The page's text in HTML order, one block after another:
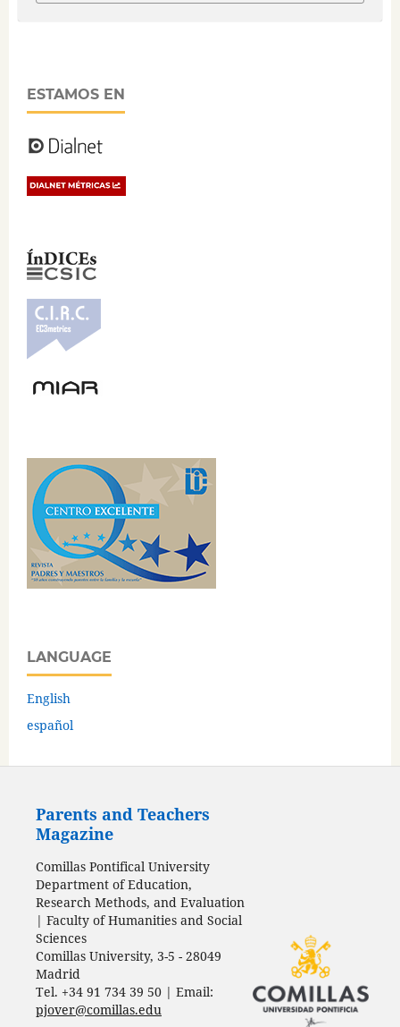
ESTAMOS EN
LANGUAGE
English
español
Parents and Teachers
Magazine
Comillas Pontifical University
Department of Education,
Research Methods, and Evaluation
| Faculty of Humanities and Social
Sciences
Comillas University, 3-5 - 28049
Madrid
Tel. +34 91 734 39 50 | Email:
pjover@comillas.edu